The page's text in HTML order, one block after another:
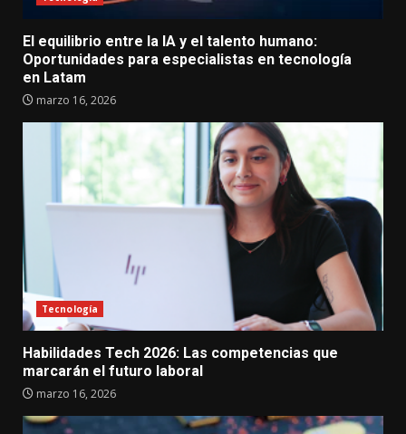
El equilibrio entre la IA y el talento humano:
Oportunidades para especialistas en tecnología
en Latam
marzo 16, 2026
Tecnología
Habilidades Tech 2026: Las competencias que
marcarán el futuro laboral
marzo 16, 2026